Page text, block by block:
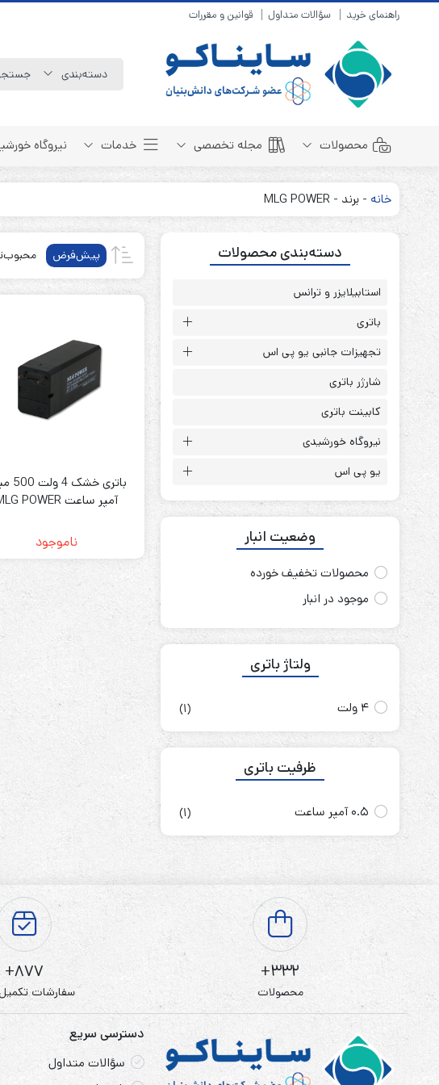
راهنمای خرید سؤالات متداول قوانین و مقررات
محصولات
باتری سیلد لید اسید
باتری 12 ولت
باتری نیکل کادمیوم
باتری نیکل متال هیدرید
Wave)
Wave)
(1:1)
(3:1)
(3:3)
سلاموند
موریسل
کینگ بت
رله‌ای
AVR
مجله تخصصی
مبانی باتری
انواع باتری
تست و کنترل
طول عمر باتری
باتری هوشمند
بسته بندی و ایمنی
روش های شارژ
روش های تخلیه
خدمات نیروگاه
خانه - برند -
MLG POWER
پیش‌فرض
باتری
آمپر ساعت MLG POWER
ناموجود
دسته‌بندی محصولات
استابیلایزر و ترانس
باتری
تجهیزات جانبی یو پی اس
شارژر باتری
کابینت باتری
نیروگاه خورشیدی
یو پی اس
وضعیت انبار
محصولات تخفیف خورده
موجود در انبار
ولتاژ باتری
4 ولت (1)
ظرفیت باتری
0.5 آمپر ساعت (1)
332+
محصولات
877+
سفارشات
دسترسی سریع
سؤالات متداول